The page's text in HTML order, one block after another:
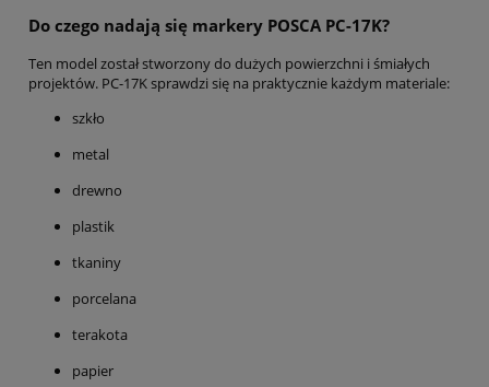
Do czego nadają się markery POSCA PC-17K?
Ten model został stworzony do dużych powierzchni i śmiałych
projektów. PC-17K sprawdzi się na praktycznie każdym materiale:
szkło
metal
drewno
plastik
tkaniny
porcelana
terakota
papier